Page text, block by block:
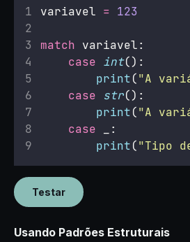
variavel = 123
match variavel:
case int():
print("A
case
str():
print("A
case _:
print("Tipo
Testar
Usando Padrões Estruturais